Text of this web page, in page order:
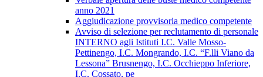
anno 2021
Aggiudicazione provvisoria medico competente
Avviso di selezione per reclutamento di personale
INTERNO agli Istituti I.C. Valle Mosso-
Pettinengo, I.C. Mongrando, I.C. “F.lli Viano da
Lessona” Brusnengo, I.C. Occhieppo Inferiore,
I.C. Cossato, pe